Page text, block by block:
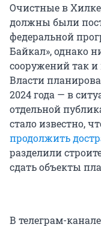
Очистные в
должны были
федеральной
Байкал», однако
сооружений так и
Власти
2024 года — в
отдельной
стало известно,
продолжить
разделили
сдать объекты
В телеграм-